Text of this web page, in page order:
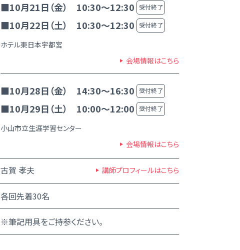
■10月21日（金） 10:30～12:30 受付終了
■10月22日（土） 10:30～12:30 受付終了
ホテル東日本宇都宮
会場情報はこちら
■10月28日（金） 14:30～16:30 受付終了
■10月29日（土） 10:00～12:00 受付終了
小山市立生涯学習センター
会場情報はこちら
古賀 孝夫 講師プロフィールはこちら
各回先着30名
※筆記用具をご持参ください。